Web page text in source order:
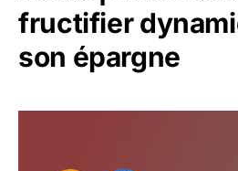
fructifier
son épargne